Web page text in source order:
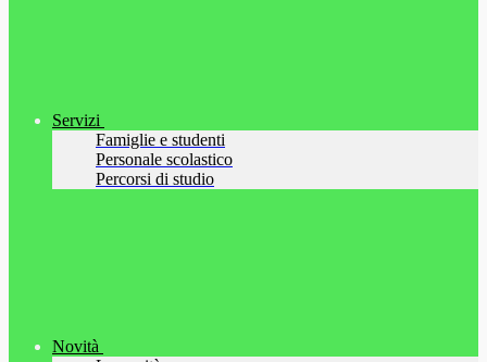
Servizi
Famiglie e studenti
Personale scolastico
Percorsi di studio
Novità